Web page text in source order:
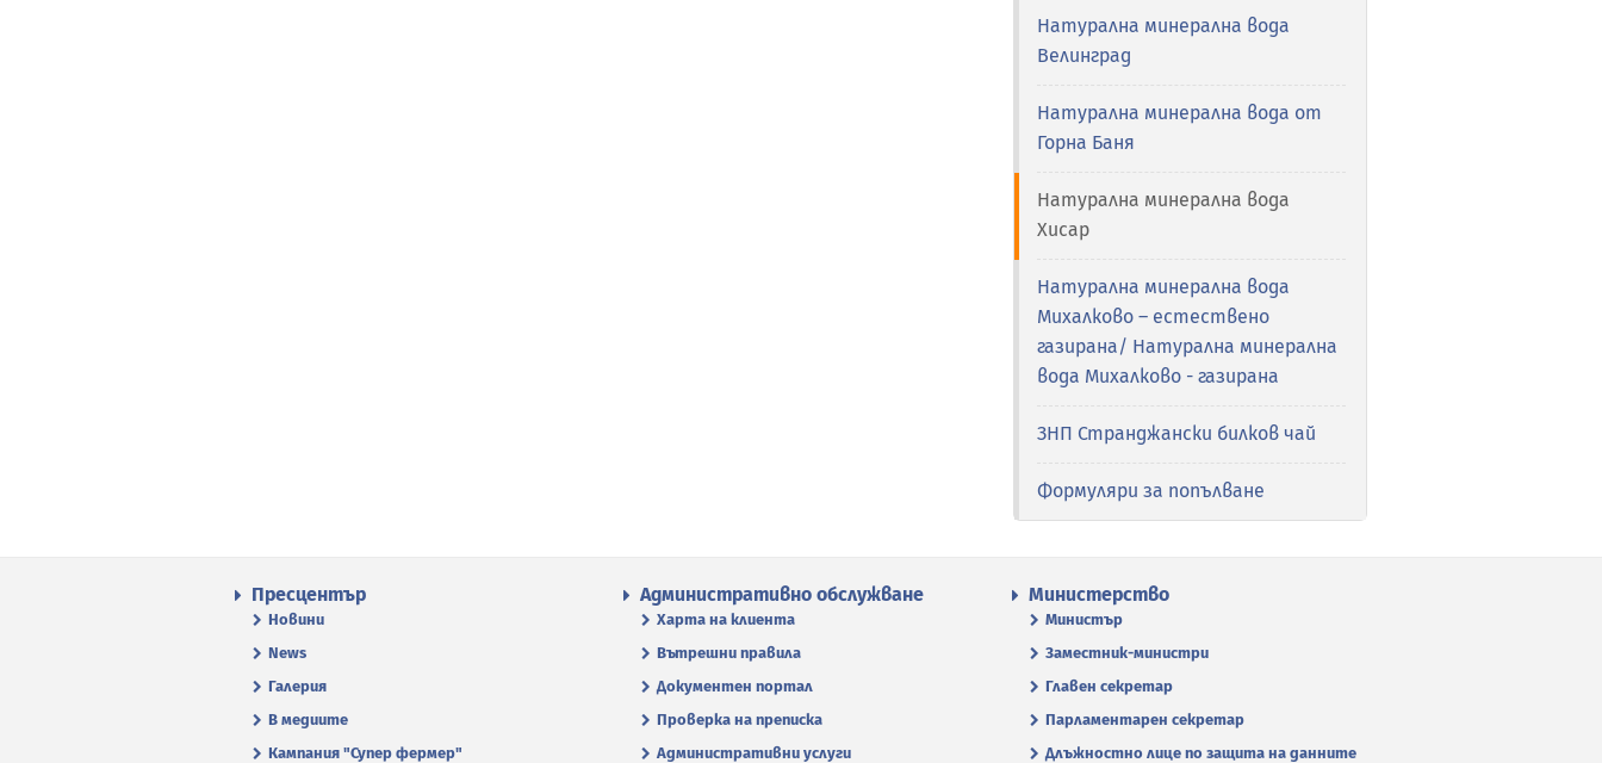
Натурална минерална вода
Велинград
Натурална минерална вода от
Горна Баня
Натурална минерална вода
Хисар
Натурална минерална вода
Михалково – естествено
газирана/ Натурална минерална
вода Михалково - газирана
ЗНП Странджански билков чай
Формуляри за попълване
Пресцентър
Новини
News
Галерия
В медиите
Кампания "Супер фермер"
Административно обслужване
Харта на клиента
Вътрешни правила
Документен портал
Проверка на преписка
Административни услуги
Министерство
Министър
Заместник-министри
Главен секретар
Парламентарен секретар
Длъжностно лице по защита на данните